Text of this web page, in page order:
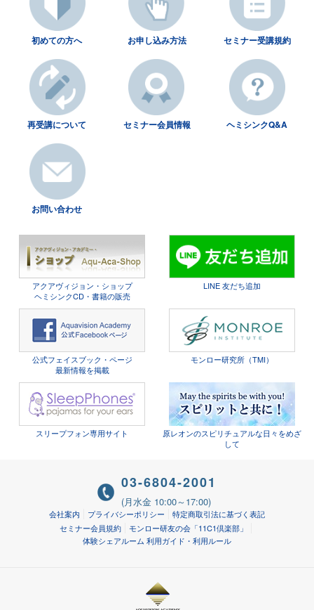
初めての方へ お申し込み方法 セミナー受講規約
再受講について セミナー会員情報 ヘミシンクQ&A
お問い合わせ
アクアヴィジョン・ショップ
ヘミシンクCD・書籍の販売
LINE 友だち追加
公式フェイスブック・ページ
最新情報を掲載
モンロー研究所（TMI）
スリープフォン専用サイト
原レオンのスピリチュアルな日々をめざ
して
会社案内 プライバシーポリシー
特定商取引法に基づく表記
セミナー会員規約
モンロー研友の会「11C1倶楽部」
体験シェアルーム 利用ガイド・利用ルール
03-6804-2001
(月水金 10:00～17:00)